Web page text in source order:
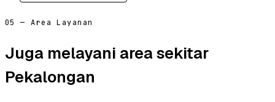
05 — Area Layanan
Juga melayani area sekitar
Pekalongan